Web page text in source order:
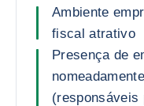
Ambiente
fiscal atrativo
Presença de
(responsáveis